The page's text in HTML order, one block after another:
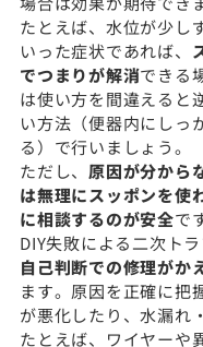
たとえば、水位が少し
いった症状であれば、
でつまりが解消できる
は使い方を間違えると
い方法（便器内にしっ
る）で行いましょう。
ただし、 原因が分から
は無理にスッポンを使
に相談するのが安全で
DIY失敗による二次ト
自己判断での修理がか
ます。原因を正確に把
が悪化したり、水漏れ
たとえば、ワイヤーや